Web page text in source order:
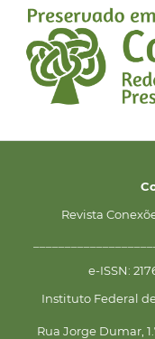
Revista
e-ISSN:
Instituto Federal
Rua Jorge Dumar,